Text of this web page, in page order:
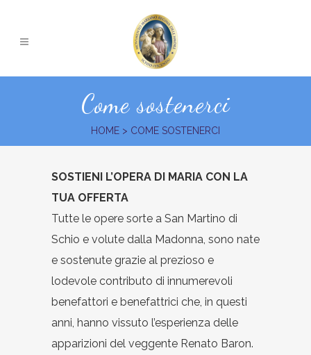
Come sostenerci
HOME > COME SOSTENERCI
SOSTIENI L’OPERA DI MARIA CON LA
TUA OFFERTA
Tutte le opere sorte a San Martino di
Schio e volute dalla Madonna, sono nate
e sostenute grazie al prezioso e
lodevole contributo di innumerevoli
benefattori e benefattrici che, in questi
anni, hanno vissuto l’esperienza delle
apparizioni del veggente Renato Baron.